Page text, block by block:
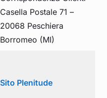
Casella Postale 71 –
20068 Peschiera
Borromeo (MI)
Sito Plenitude